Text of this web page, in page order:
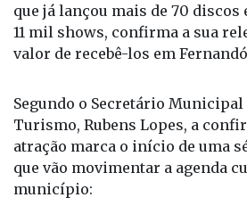
grupo. Sua presença reforça a
tradição que atravessa décadas
mantendo viva a identidade do
que já lançou mais de 70 discos
11 mil shows, confirma a sua
valor de recebê-los em
Segundo o Secretário Municipal